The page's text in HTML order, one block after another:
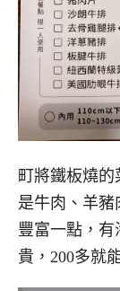
町將鐵板燒
是牛肉、羊豬
豐富一點，
貴，200多就